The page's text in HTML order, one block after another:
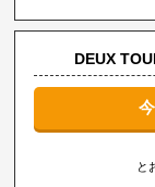
DEUX
と